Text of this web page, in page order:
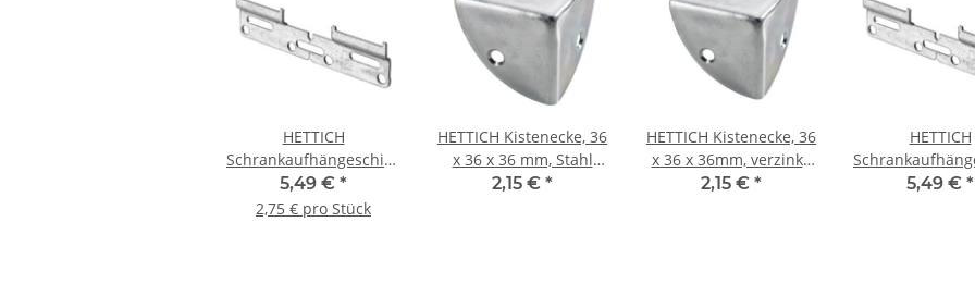
HETTICH
Schrankaufhängeschiene,
130 x 36 x 7 x 2 mm,
Stahl verzinkt, 2 Stück
5,49 € *
2,75 € pro Stück
HETTICH Kistenecke, 36
x 36 x 36 mm, Stahl
verzinkt
2,15 € *
HETTICH Kistenecke, 36
x 36 x 36mm, verzinkt,
Stahl verzinkt
2,15 € *
HETTICH
130 mm,
5,49 € *